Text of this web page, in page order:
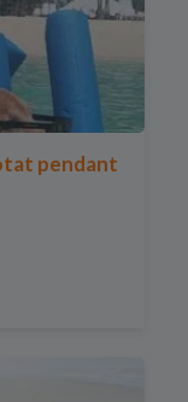
pendant